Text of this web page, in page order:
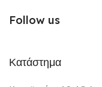
Follow us
Κατάστημα